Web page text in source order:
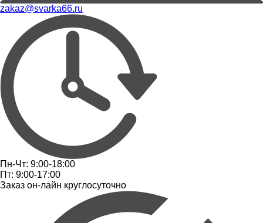
zakaz@svarka66.ru
Пн-Чт: 9:00-18:00
Пт: 9:00-17:00
Заказ он-лайн круглосуточно